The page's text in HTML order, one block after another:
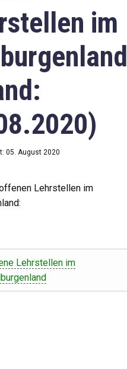
im
05. August 2020
Lehrstellen im
Lehrstellen im